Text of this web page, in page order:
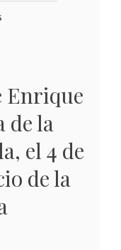
Enrique
de la
el 4 de
de la